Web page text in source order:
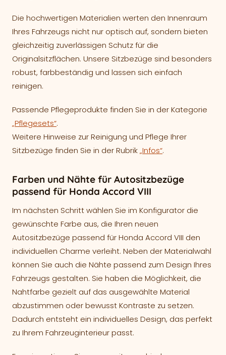
Die hochwertigen Materialien werten den Innenraum
Ihres Fahrzeugs nicht nur optisch auf, sondern bieten
gleichzeitig zuverlässigen Schutz für die
Originalsitzflächen. Unsere Sitzbezüge sind besonders
robust, farbbeständig und lassen sich einfach
reinigen.
Passende Pflegeprodukte finden Sie in der Kategorie
„Pflegesets“.
Weitere Hinweise zur Reinigung und Pflege Ihrer
Sitzbezüge finden Sie in der Rubrik„Infos“.
Farben und Nähte für Autositzbezüge
passend für Honda Accord VIII
Im nächsten Schritt wählen Sie im Konfigurator die
gewünschte Farbe aus, die Ihren neuen
Autositzbezüge passend für Honda Accord VIII den
individuellen Charme verleiht. Neben der Materialwahl
können Sie auch die Nähte passend zum Design Ihres
Fahrzeugs gestalten. Sie haben die Möglichkeit, die
Nahtfarbe gezielt auf das ausgewählte Material
abzustimmen oder bewusst Kontraste zu setzen.
Dadurch entsteht ein individuelles Design, das perfekt
zu Ihrem Fahrzeuginterieur passt.